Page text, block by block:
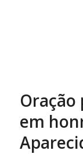
Oração
em